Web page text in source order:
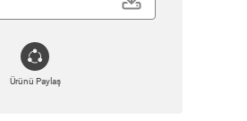
Ürünü Paylaş